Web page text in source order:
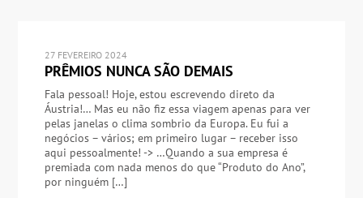
27 FEVEREIRO 2024
PRÊMIOS NUNCA SÃO DEMAIS
Fala pessoal! Hoje, estou escrevendo direto da
Áustria!… Mas eu não fiz essa viagem apenas para ver
pelas janelas o clima sombrio da Europa. Eu fui a
negócios – vários; em primeiro lugar – receber isso
aqui pessoalmente! -> …Quando a sua empresa é
premiada com nada menos do que “Produto do Ano”,
por ninguém […]